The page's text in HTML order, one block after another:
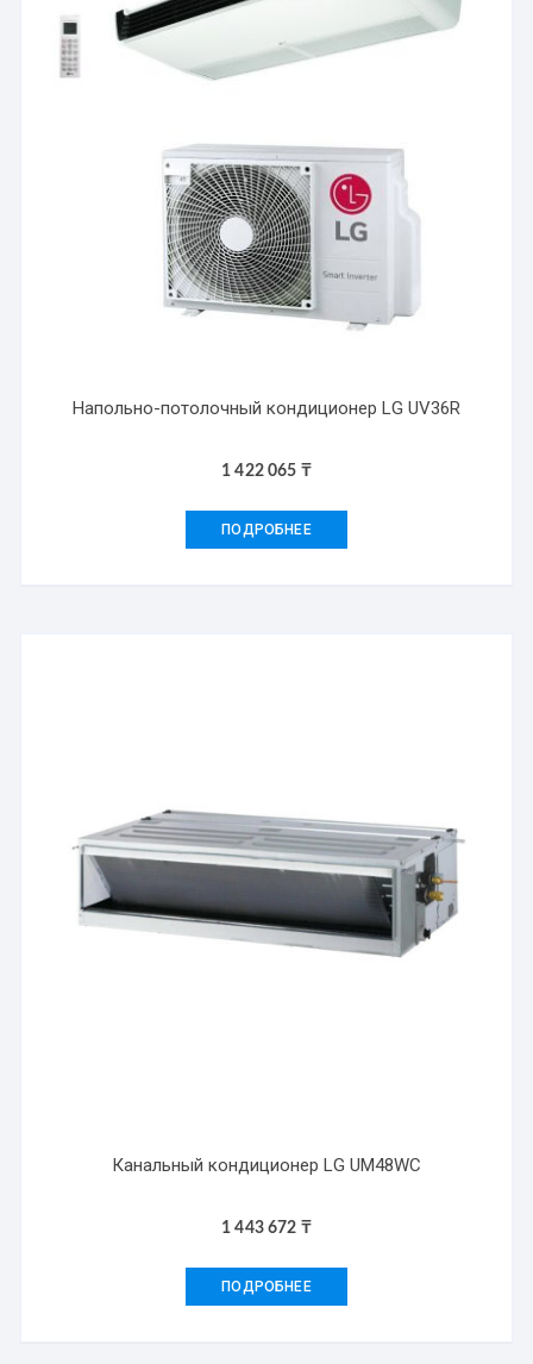
Напольно-потолочный кондиционер LG UV36R
1 422 065 ₸
ПОДРОБНЕЕ
Канальный кондиционер LG UM48WC
1 443 672 ₸
ПОДРОБНЕЕ